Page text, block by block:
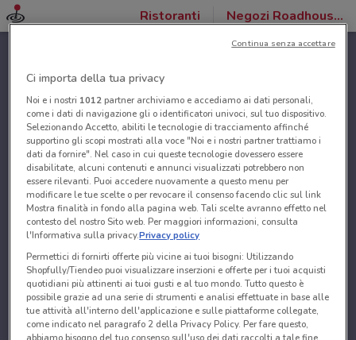
Ristoranti Negozi Roadhouse Restaurant
Ci importa della tua privacy
Noi e i nostri 1012partner archiviamo e accediamo ai dati personali,
come i dati di navigazione gli o identificatori univoci, sul tuo dispositivo.
Selezionando Accetto, abiliti le tecnologie di tracciamento affinché
supportino gli scopi mostrati alla voce "Noi e i nostri partner trattiamo i
dati da fornire". Nel caso in cui queste tecnologie dovessero essere
disabilitate, alcuni contenuti e annunci visualizzati potrebbero non
essere rilevanti. Puoi accedere nuovamente a questo menu per
modificare le tue scelte o per revocare il consenso facendo clic sul link
Mostra finalità in fondo alla pagina web. Tali scelte avranno effetto nel
contesto del nostro Sito web. Per maggiori informazioni, consulta
l'Informativa sulla privacy.Privacy policy
Permettici di fornirti offerte più vicine ai tuoi bisogni: Utilizzando
Shopfully/Tiendeo puoi visualizzare inserzioni e offerte per i tuoi acquisti
quotidiani più attinenti ai tuoi gusti e al tuo mondo. Tutto questo è
possibile grazie ad una serie di strumenti e analisi effettuate in base alle
tue attività all'interno dell'applicazione e sulle piattaforme collegate,
come indicato nel paragrafo 2 della Privacy Policy. Per fare questo,
Continua senza accettare